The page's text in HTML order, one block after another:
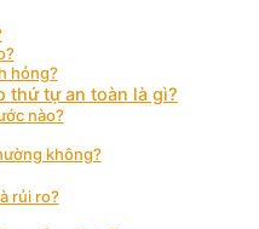
hỏng?
thứ tự an toàn là gì?
nào?
không?
rủi ro?